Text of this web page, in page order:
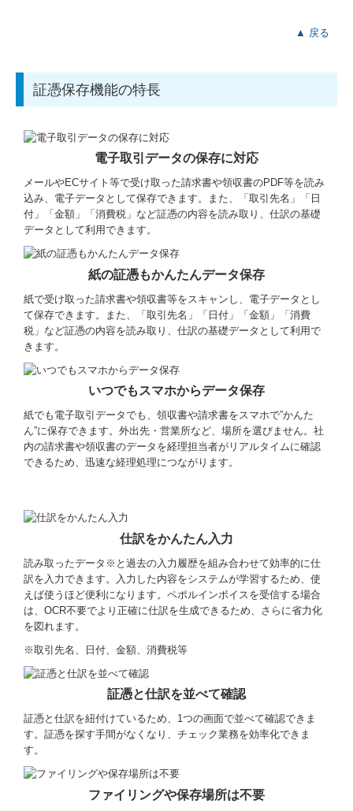
▲ 戻る
証憑保存機能の特長
電子取引データの保存に対応
メールやECサイト等で受け取った請求書や領収書のPDF等を読み
込み、電子データとして保存できます。また、「取引先名」「日
付」「金額」「消費税」など証憑の内容を読み取り、仕訳の基礎
データとして利用できます。
紙の証憑もかんたんデータ保存
紙で受け取った請求書や領収書等をスキャンし、電子データとし
て保存できます。また、「取引先名」「日付」「金額」「消費
税」など証憑の内容を読み取り、仕訳の基礎データとして利用で
きます。
いつでもスマホからデータ保存
紙でも電子取引データでも、領収書や請求書をスマホで”かんた
ん”に保存できます。外出先・営業所など、場所を選びません。社
内の請求書や領収書のデータを経理担当者がリアルタイムに確認
できるため、迅速な経理処理につながります。
仕訳をかんたん入力
読み取ったデータ※と過去の入力履歴を組み合わせて効率的に仕
訳を入力できます。入力した内容をシステムが学習するため、使
えば使うほど便利になります。ペポルインボイスを受信する場合
は、OCR不要でより正確に仕訳を生成できるため、さらに省力化
を図れます。
※取引先名、日付、金額、消費税等
証憑と仕訳を並べて確認
証憑と仕訳を紐付けているため、1つの画面で並べて確認できま
す。証憑を探す手間がなくなり、チェック業務を効率化できま
す。
ファイリングや保存場所は不要